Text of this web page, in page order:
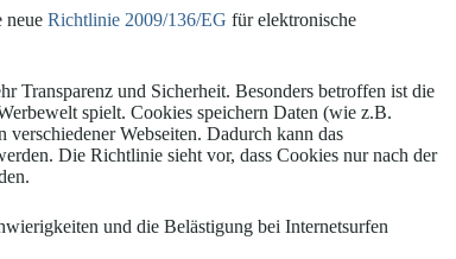
neue Richtlinie 2009/136/EG für elektronische
Transparenz und Sicherheit. Besonders betroffen ist die
spielt. Cookies speichern Daten (wie z.B.
Webseiten. Dadurch kann das
Die Richtlinie sieht vor, dass Cookies nur nach der
und die Belästigung bei Internetsurfen